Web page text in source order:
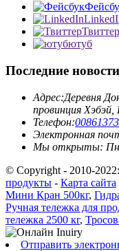
Твиттер
ютуб
Последние новости
Адрес:Деревня
провинция
Телефон:
Электронная
Мы открыты:
© Copyright - 2010-
продукты - Карта сайта
Мини Кран 500кг,
Ручная тележка для
тележка 2500 кг,
Отправить